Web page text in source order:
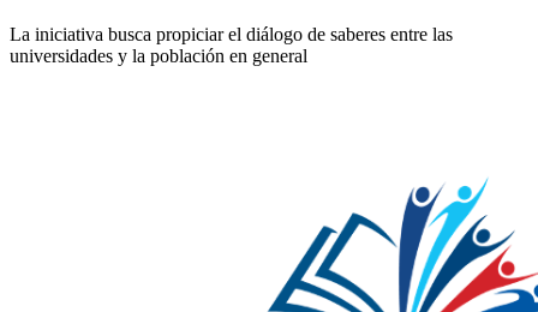
La iniciativa busca propiciar el diálogo de saberes entre las
universidades y la población en general